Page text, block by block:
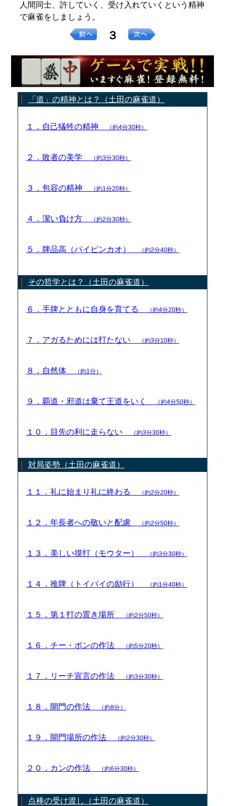
人間同士、許していく、受け入れていくという精神
で麻雀をしましょう。
３
「道」の精神とは？（土田の麻雀道）
１．自己犠牲の精神 （約4分30秒）
２．敗者の美学 （約3分30秒）
３．包容の精神 （約1分20秒）
４．潔い負け方 （約2分30秒）
５．牌品高（パイピンカオ） （約2分40秒）
その哲学とは？（土田の麻雀道）
６．手牌とともに自身を育てる （約4分20秒）
７．アガるためには打たない （約3分10秒）
８．自然体 （約1分）
９．覇道・邪道は棄て王道をいく （約4分50秒）
１０．目先の利に走らない （約3分30秒）
対局姿勢（土田の麻雀道）
１１．礼に始まり礼に終わる （約2分20秒）
１２．年長者への敬いと配慮 （約2分50秒）
１３．美しい摸打（モウター） （約3分30秒）
１４．推牌（トイパイの励行） （約1分40秒）
１５．第１打の置き場所 （約2分50秒）
１６．チー・ポンの作法 （約5分20秒）
１７．リーチ宣言の作法 （約3分30秒）
１８．開門の作法 （約8分）
１９．開門場所の作法 （約2分30秒）
２０．カンの作法 （約6分30秒）
点棒の受け渡し（土田の麻雀道）